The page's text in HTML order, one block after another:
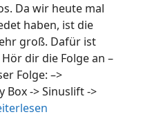
Da wir heute mal
haben, ist die
groß. Dafür ist
dir die Folge an –
Folge: –>
-> Sinuslift ->